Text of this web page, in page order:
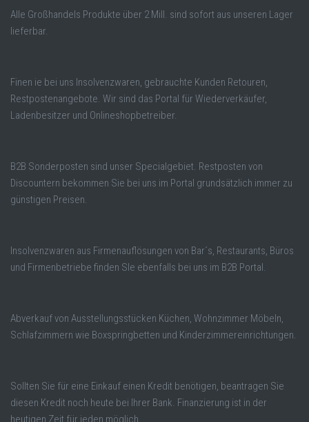
Alle Großhandels Produkte über 2 Mill. sind sofort aus unseren Lager
lieferbar.
Finen ie bei uns Insolvenzwaren, gebrauchte Kunden Retouren,
Restpostenangebote. Wir sind das Portal für Wiederverkäufer,
Ladenbesitzer und Onlineshopbetreiber.
B2B Sonderposten sind unser Specialgebiet. Restposten von
Discountern bekommen Sie bei uns im Portal grundsätzlich immer zu
günstigen Preisen.
Insolvenzwaren aus Firmenauflösungen von Bar´s, Restaurants, Büros
und Firmenbetriebe finden SIe ebenfalls bei uns im B2B Portal.
Abverkauf von Ausstellungsstücken Küchen, Wohnzimmer Möbeln,
Schlafzimmern wie Boxspringbetten und Kinderzimmereinrichtungen.
Sollten Sie für eine Einkauf einen Kredit benötigen, beantragen Sie
diesen Kredit noch heute bei Ihrer Bank. Finanzierung ist in der